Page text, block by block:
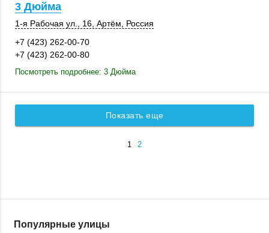
3 Дюйма
1-я Рабочая ул., 16 Артём
Россия
+7 (423) 262-00-70
+7 (423) 262-00-80
Посмотреть подробнее: 3 Дюйма
Показать еще
1 2
Популярные улицы